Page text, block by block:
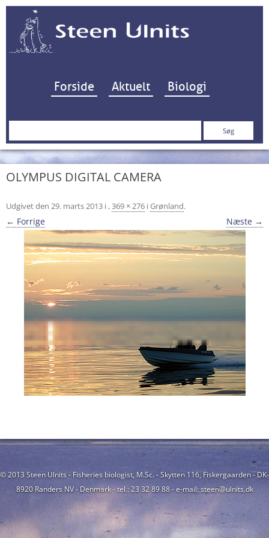
Hop til indhold
Forside Aktuelt Biologi
Søg
OLYMPUS DIGITAL CAMERA
Udgivet den 29. marts 2013 i ,369 × 276 iGrønland.
← Forrige Næste →
© 2013 Steen Ulnits - Fisheries biologist, M.Sc. - Skytten 116, Fiskergaarden - DK-
8920 Randers NV - Denmark - tel.: 23 32 89 88 - e-mail: steen@ulnits.dk